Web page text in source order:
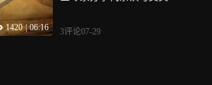
1420 | 06:16
足阳气，远离寒湿困扰
3评论07-29